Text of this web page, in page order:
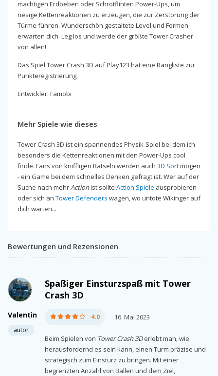
mächtigen Erdbeben oder Schrotflinten Power-Ups, um
riesige Kettenreaktionen zu erzeugen, die zur Zerstörung der
Türme führen. Wunderschön gestaltete Level und Formen
erwarten dich. Leg los und werde der größte Tower Crasher
von allen!
Das Spiel Tower Crash 3D auf Play123 hat eine Rangliste zur
Punkteregistrierung.
Entwickler: Famobi
Mehr Spiele wie dieses
Tower Crash 3D ist ein spannendes Physik-Spiel bei dem ich
besonders die Kettenreaktionen mit den Power-Ups cool
finde. Fans von kniffligen Rätseln werden auch 3D Sortmögen
- ein Game bei dem schnelles Denken gefragt ist. Wer auf der
Suche nach mehrActionist sollte Action Spiele ausprobieren
oder sich an Tower Defenders wagen, wo untote Wikinger auf
dich warten...
Bewertungen und Rezensionen
Valentin
autor
Spaßiger Einsturzspaß mit Tower
Crash 3D
4.0 16. Mai 2023
Beim Spielen von Tower Crash 3Derlebt man, wie
herausfordernd es sein kann, einen Turm präzise und
strategisch zum Einsturz zu bringen. Mit einer
begrenzten Anzahl von Bällen und dem Ziel,